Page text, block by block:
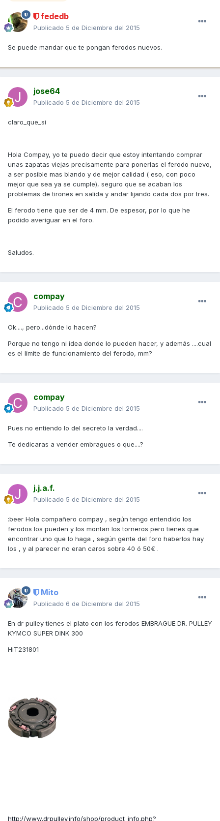
fededb
Publicado 5 de Diciembre del 2015
Se puede mandar que te pongan ferodos nuevos.
jose64
Publicado 5 de Diciembre del 2015
claro_que_si
Hola Compay, yo te puedo decir que estoy intentando comprar
unas zapatas viejas precisamente para ponerlas el ferodo nuevo,
a ser posible mas blando y de mejor calidad ( eso, con poco
mejor que sea ya se cumple), seguro que se acaban los
problemas de tirones en salida y andar lijando cada dos por tres.
El ferodo tiene que ser de 4 mm. De espesor, por lo que he
podido averiguar en el foro.
Saludos.
compay
Publicado 5 de Diciembre del 2015
Ok...., pero...dónde lo hacen?
Porque no tengo ni idea donde lo pueden hacer, y además ....cual
es el límite de funcionamiento del ferodo, mm?
compay
Publicado 5 de Diciembre del 2015
Pues no entiendo lo del secreto la verdad....
Te dedicaras a vender embragues o que....?
j.j.a.f.
Publicado 5 de Diciembre del 2015
:beer Hola compañero compay , según tengo entendido los
ferodos los pueden y los montan los torneros pero tienes que
encontrar uno que lo haga , según gente del foro haberlos hay
los , y al parecer no eran caros sobre 40 ó 50€ .
Mito
Publicado 6 de Diciembre del 2015
En dr pulley tienes el plato con los ferodos EMBRAGUE DR. PULLEY
KYMCO SUPER DINK 300
HiT231801
http://www.drpulley.info/shop/product_info.php?